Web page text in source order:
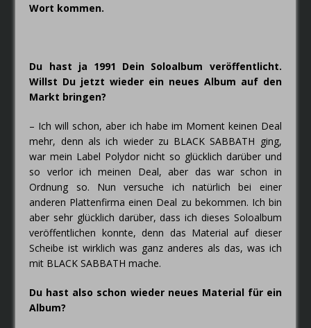
Wort kommen.
Du hast ja 1991 Dein Soloalbum veröffentlicht.
Willst Du jetzt wieder ein neues Album auf den
Markt bringen?
– Ich will schon, aber ich habe im Moment keinen Deal
mehr, denn als ich wieder zu BLACK SABBATH ging,
war mein Label Polydor nicht so glücklich darüber und
so verlor ich meinen Deal, aber das war schon in
Ordnung so. Nun versuche ich natürlich bei einer
anderen Plattenfirma einen Deal zu bekommen. Ich bin
aber sehr glücklich darüber, dass ich dieses Soloalbum
veröffentlichen konnte, denn das Material auf dieser
Scheibe ist wirklich was ganz anderes als das, was ich
mit BLACK SABBATH mache.
Du hast also schon wieder neues Material für ein
Album?